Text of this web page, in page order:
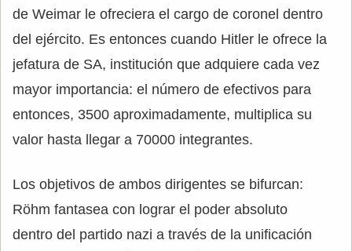
de Weimar le ofreciera el cargo de coronel dentro
del ejército. Es entonces cuando Hitler le ofrece la
jefatura de SA, institución que adquiere cada vez
mayor importancia: el número de efectivos para
entonces, 3500 aproximadamente, multiplica su
valor hasta llegar a 70000 integrantes.
Los objetivos de ambos dirigentes se bifurcan:
Röhm fantasea con lograr el poder absoluto
dentro del partido nazi a través de la unificación